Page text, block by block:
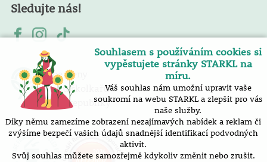
Sledujte nás!
Jsme členy
Svazu školkařů
České republiky
Souhlasem s používáním cookies si
vypěstujete stránky STARKL na
míru.
Váš souhlas nám umožní upravit vaše
soukromí na webu STARKL a zlepšit pro vás
naše služby.
Díky němu zamezíme zobrazení nezajímavých nabídek a reklam či
zvýšíme bezpečí vašich údajů snadnější identifikací podvodných
aktivit.
Svůj souhlas můžete samozřejmě kdykoliv změnit nebo zrušit.